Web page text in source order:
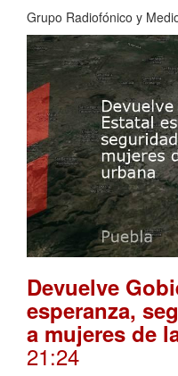
Grupo Radiofónico y
Devuelve
esperanza,
a mujeres de
21:24